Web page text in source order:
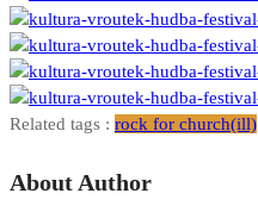
Related tags : rock for church(ill)
About Author